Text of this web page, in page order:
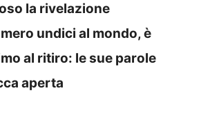
la rivelazione
undici al mondo, è
al ritiro: le sue parole
aperta